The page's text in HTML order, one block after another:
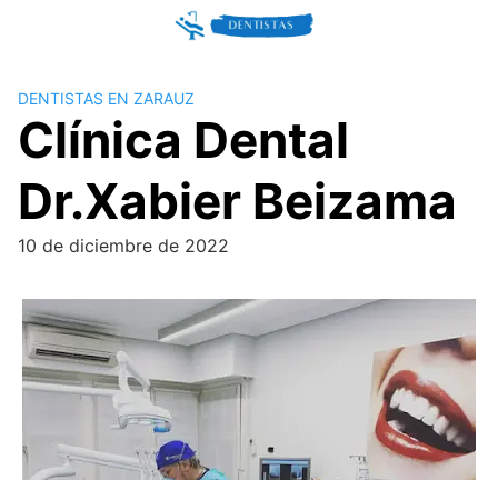
DENTISTAS EN ZARAUZ
Clínica Dental
Dr.Xabier Beizama
10 de diciembre de 2022